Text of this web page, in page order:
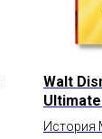
Walt
Edition)
История